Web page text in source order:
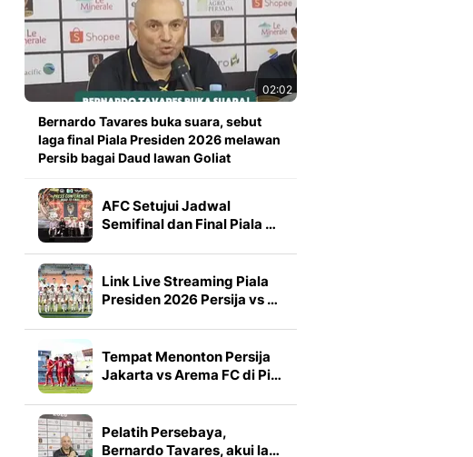
02:02
Bernardo Tavares buka suara, sebut
laga final Piala Presiden 2026 melawan
Persib bagai Daud lawan Goliat
AFC Setujui Jadwal
Semifinal dan Final Piala …
Link Live Streaming Piala
Presiden 2026 Persija vs …
Tempat Menonton Persija
Jakarta vs Arema FC di Pi…
Pelatih Persebaya,
Bernardo Tavares, akui la…